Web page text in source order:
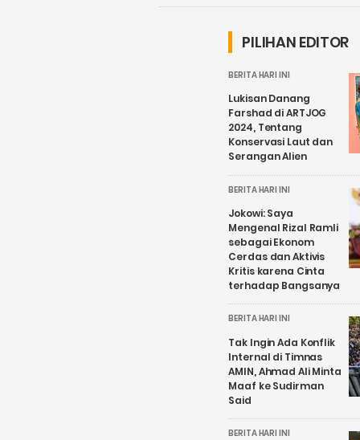
PILIHAN EDITOR
BERITA HARI INI
Lukisan Danang
Farshad di ARTJOG
2024, Tentang
Konservasi Laut dan
Serangan Alien
BERITA HARI INI
Jokowi: Saya
Mengenal Rizal Ramli
sebagai Ekonom
Cerdas dan Aktivis
Kritis karena Cinta
terhadap Bangsanya
BERITA HARI INI
Tak Ingin Ada Konflik
Internal di Timnas
AMIN, Ahmad Ali Minta
Maaf ke Sudirman
Said
BERITA HARI INI